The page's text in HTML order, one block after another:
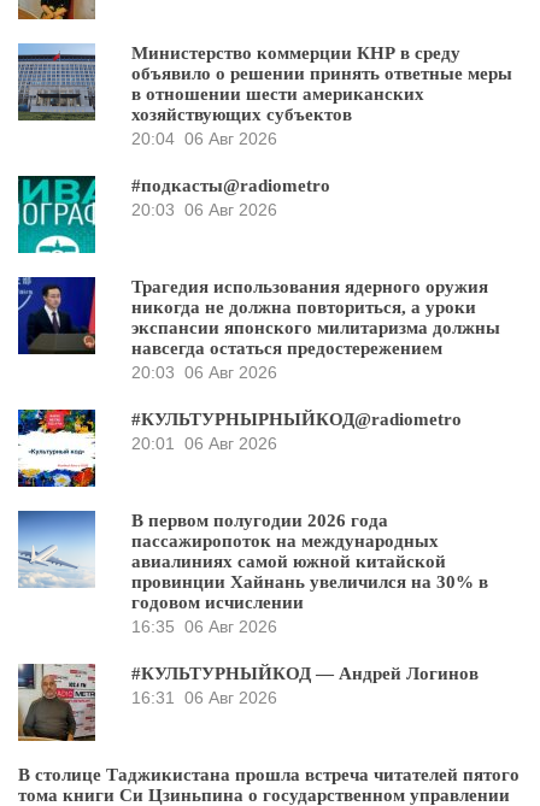
Министерство коммерции КНР в среду
объявило о решении принять ответные меры
в отношении шести американских
хозяйствующих субъектов
20:04 06 Авг 2026
#подкасты@radiometro
20:03 06 Авг 2026
Трагедия использования ядерного оружия
никогда не должна повториться, а уроки
экспансии японского милитаризма должны
навсегда остаться предостережением
20:03 06 Авг 2026
#КУЛЬТУРНЫРНЫЙКОД@radiometro
20:01
06 Авг 2026
В первом полугодии 2026 года
пассажиропоток на международных
авиалиниях самой южной китайской
провинции Хайнань увеличился на 30% в
годовом исчислении
16:35 06 Авг 2026
#КУЛЬТУРНЫЙКОД — Андрей Логинов
16:31
06 Авг 2026
В столице Таджикистана прошла встреча читателей пятого
тома книги Си Цзиньпина о государственном управлении